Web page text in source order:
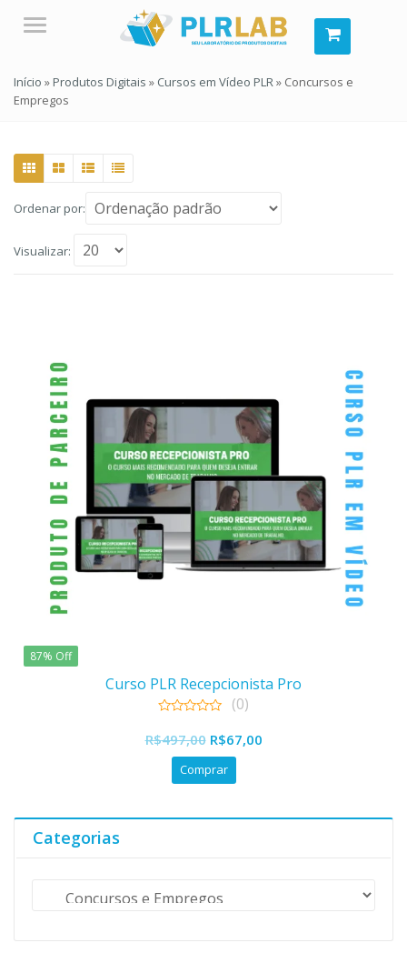
Menu
Início »Produtos Digitais » Cursos em Vídeo PLR» Concursos e
Empregos
Ordenar por:
Visualizar:
87% Off
Curso PLR Recepcionista Pro
out
of
(0)
R$497,00 O
preço
original
R$497,00.
R$67,00O
R$67,00.
Comprar
Categorias